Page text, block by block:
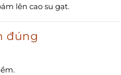
lên cao su gạt.
đúng